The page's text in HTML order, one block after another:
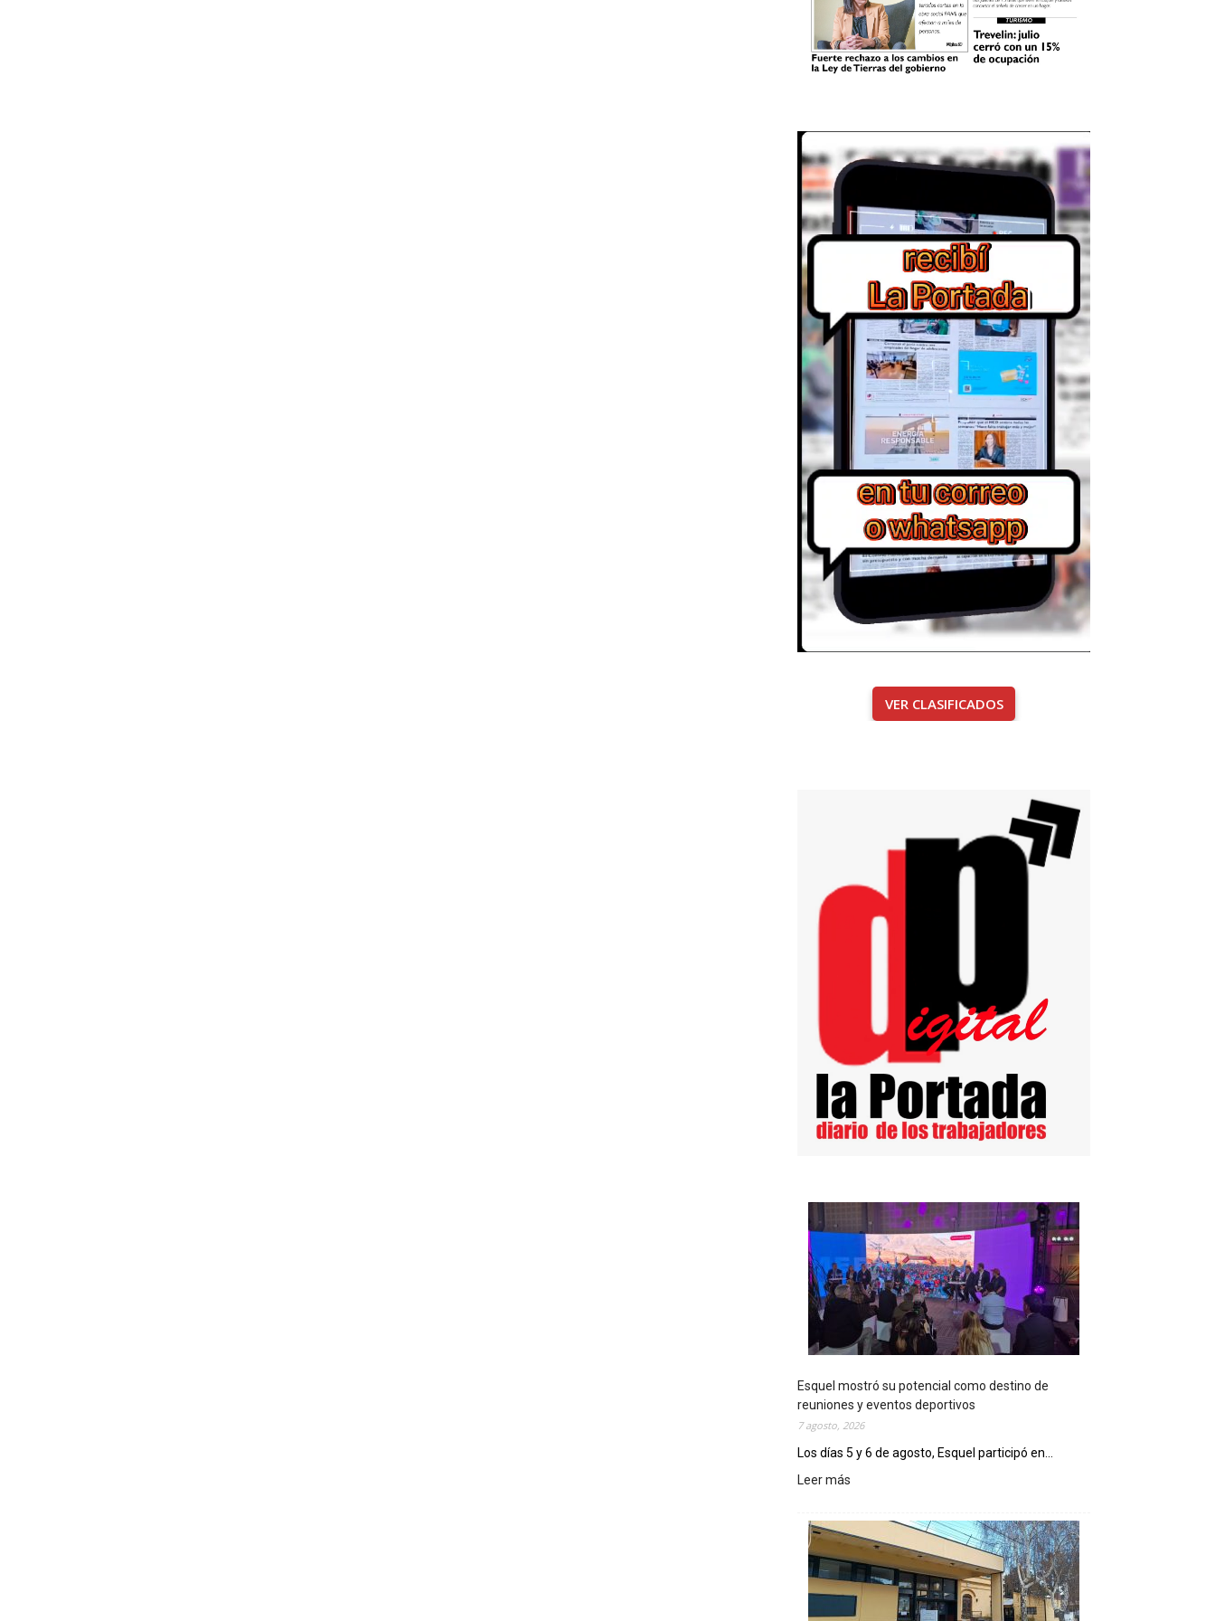
VER CLASIFICADOS
Esquel mostró su potencial como destino de
reuniones y eventos deportivos
7 agosto, 2026
Los días 5 y 6 de agosto, Esquel participó en...
Leer más
s
q
u
e
l
m